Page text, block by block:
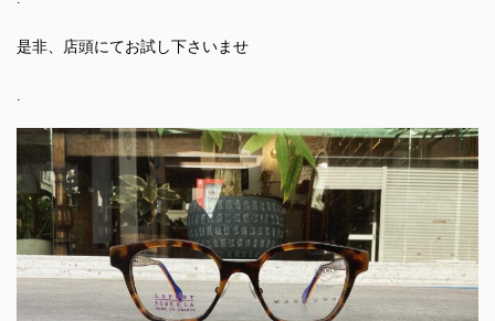
是非、店頭にてお試し下さいませ
.